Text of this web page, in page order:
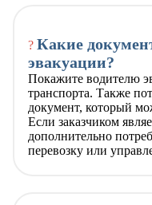
? Какие
эвакуации?
Покажите водителю
транспорта. Также
документ, который
Если заказчиком
дополнительно
перевозку или